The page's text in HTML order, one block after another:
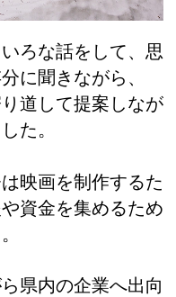
ろな話をして、思
に聞きながら、
道して提案しなが
た。
映画を制作するた
資金を集めるため
県内の企業へ出向